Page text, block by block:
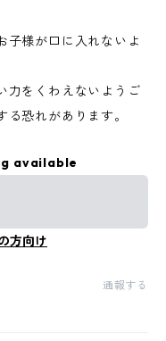
子様が口に入れないよ
力をくわえないようご
恐れがあります。
available
方向け
通報する